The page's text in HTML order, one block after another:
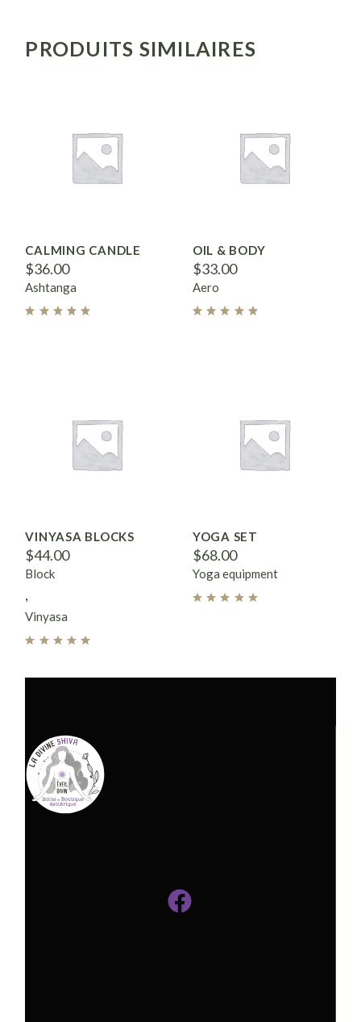
PRODUITS SIMILAIRES
CALMING CANDLE
$36.00
Ashtanga
OIL & BODY
$33.00
Aero
VINYASA BLOCKS
$44.00
Block
Vinyasa
YOGA SET
$68.00
Yoga equipment